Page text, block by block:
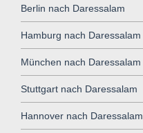
Berlin nach Daressalam
Hamburg nach Daressalam
München nach Daressalam
Stuttgart nach Daressalam
Hannover nach Daressalam